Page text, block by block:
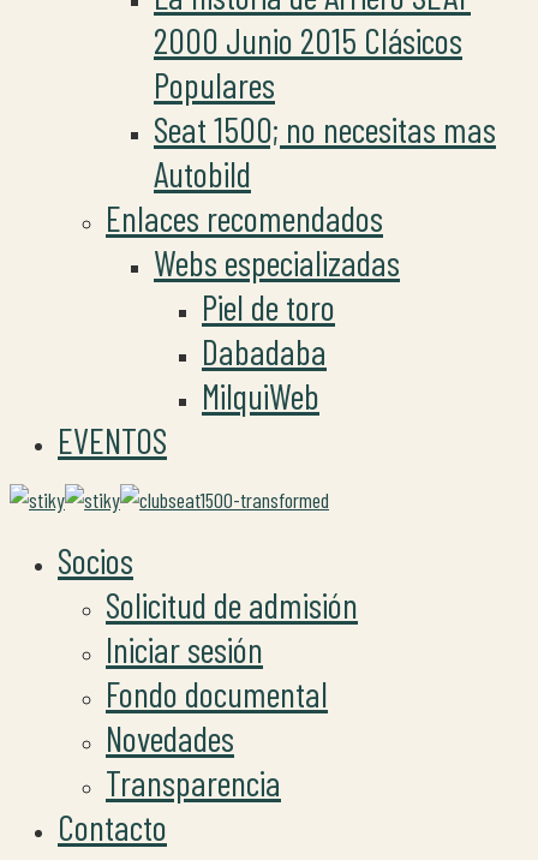
2000 Junio 2015 Clásicos
Populares
Seat 1500; no necesitas mas
Autobild
Enlaces recomendados
Webs especializadas
Piel de toro
Dabadaba
MilquiWeb
EVENTOS
Socios
Solicitud de admisión
Iniciar sesión
Fondo documental
Novedades
Transparencia
Contacto